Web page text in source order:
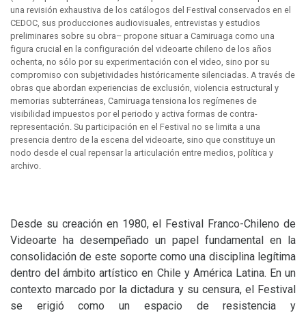
una revisión exhaustiva de los catálogos del Festival conservados en el
CEDOC, sus producciones audiovisuales, entrevistas y estudios
preliminares sobre su obra– propone situar a Camiruaga como una
figura crucial en la configuración del videoarte chileno de los años
ochenta, no sólo por su experimentación con el video, sino por su
compromiso con subjetividades históricamente silenciadas. A través de
obras que abordan experiencias de exclusión, violencia estructural y
memorias subterráneas, Camiruaga tensiona los regímenes de
visibilidad impuestos por el periodo y activa formas de contra-
representación. Su participación en el Festival no se limita a una
presencia dentro de la escena del videoarte, sino que constituye un
nodo desde el cual repensar la articulación entre medios, política y
archivo.
Desde su creación en 1980, el Festival Franco-Chileno de
Videoarte ha desempeñado un papel fundamental en la
consolidación de este soporte como una disciplina legítima
dentro del ámbito artístico en Chile y América Latina. En un
contexto marcado por la dictadura y su censura, el Festival
se erigió como un espacio de resistencia y